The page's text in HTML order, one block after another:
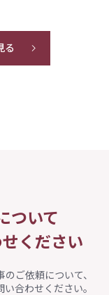
る
ついて
ください
ご依頼について、
合わせください。